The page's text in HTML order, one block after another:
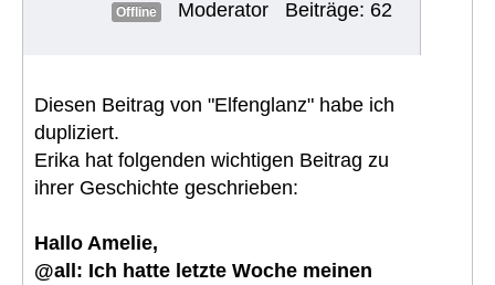
Offline Moderator Beiträge: 62
Diesen Beitrag von "Elfenglanz" habe ich
dupliziert.
Erika hat folgenden wichtigen Beitrag zu
ihrer Geschichte geschrieben:
Hallo Amelie,
@all: Ich hatte letzte Woche meinen